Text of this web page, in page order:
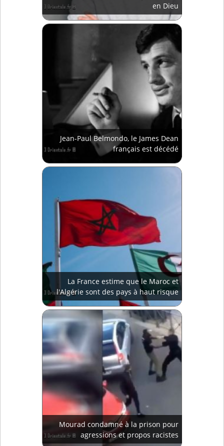
en Dieu
Jean-Paul Belmondo, le James Dean
français est décédé
La France estime que le Maroc et
l'Algérie sont des pays à haut risque
Mourad condamné à la prison pour
agressions et propos racistes